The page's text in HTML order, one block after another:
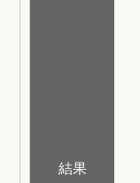
結果